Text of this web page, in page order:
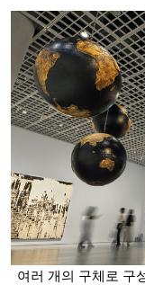
여러 개의 구체로 구